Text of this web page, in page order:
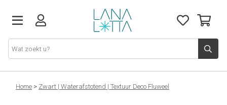
Stoffen
Home > Zwart | Waterafstotend | Textuur Deco Fluweel